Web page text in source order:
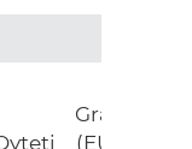
Grant
(EUR)